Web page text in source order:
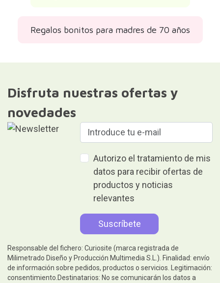
Regalos bonitos para madres de 70 años
Disfruta nuestras ofertas y
novedades
Autorizo el tratamiento de mis
datos para recibir ofertas de
productos y noticias
relevantes
Responsable del fichero: Curiosite (marca registrada de
Milimetrado Diseño y Producción Multimedia S.L.). Finalidad: envío
de información sobre pedidos, productos o servicios. Legitimación:
consentimiento.Destinatarios: No se comunicarán los datos a